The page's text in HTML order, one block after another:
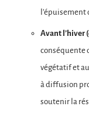
l’épuisement
Avant l’hiver
conséquente
végétatif et
à diffusion
soutenir la